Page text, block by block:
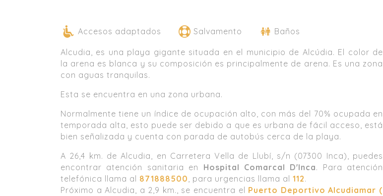
Accesos adaptados Salvamento Baños
Alcudia, es una playa gigante situada en el municipio de Alcúdia. El color de
la arena es blanca y su composición es principalmente de arena. Es una zona
con aguas tranquilas.
Esta se encuentra en una zona urbana.
Normalmente tiene un índice de ocupación alto, con más del 70% ocupada en
temporada alta, esto puede ser debido a que es urbana de fácil acceso, está
bien señalizada y cuenta con parada de autobús cerca de la playa.
A 26,4 km. de Alcudia, en Carretera Vella de Llubí, s/n (07300 Inca), puedes
encontrar atención sanitaria en Hospital Comarcal D'Inca. Para atención
telefónica llama al 871888500, para urgencias llama al 112.
Próximo a Alcudia, a 2,9 km., se encuentra el Puerto Deportivo Alcudiamar (